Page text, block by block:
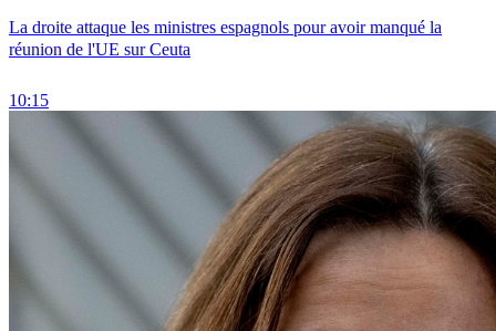
La droite attaque les ministres espagnols pour avoir manqué la
réunion de l'UE sur Ceuta
10:15